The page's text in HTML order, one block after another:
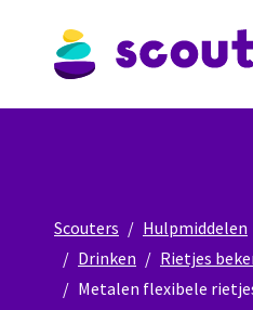
Scouters Hulpmiddelen
Drinken
Rietjes
Metalen flexibele